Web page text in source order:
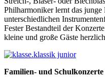
Philharmoniker lernt das
unterschiedlichen
Fester Bestandteil der
kleine und große Gäste
klasse.klassik
junior
Familien- und